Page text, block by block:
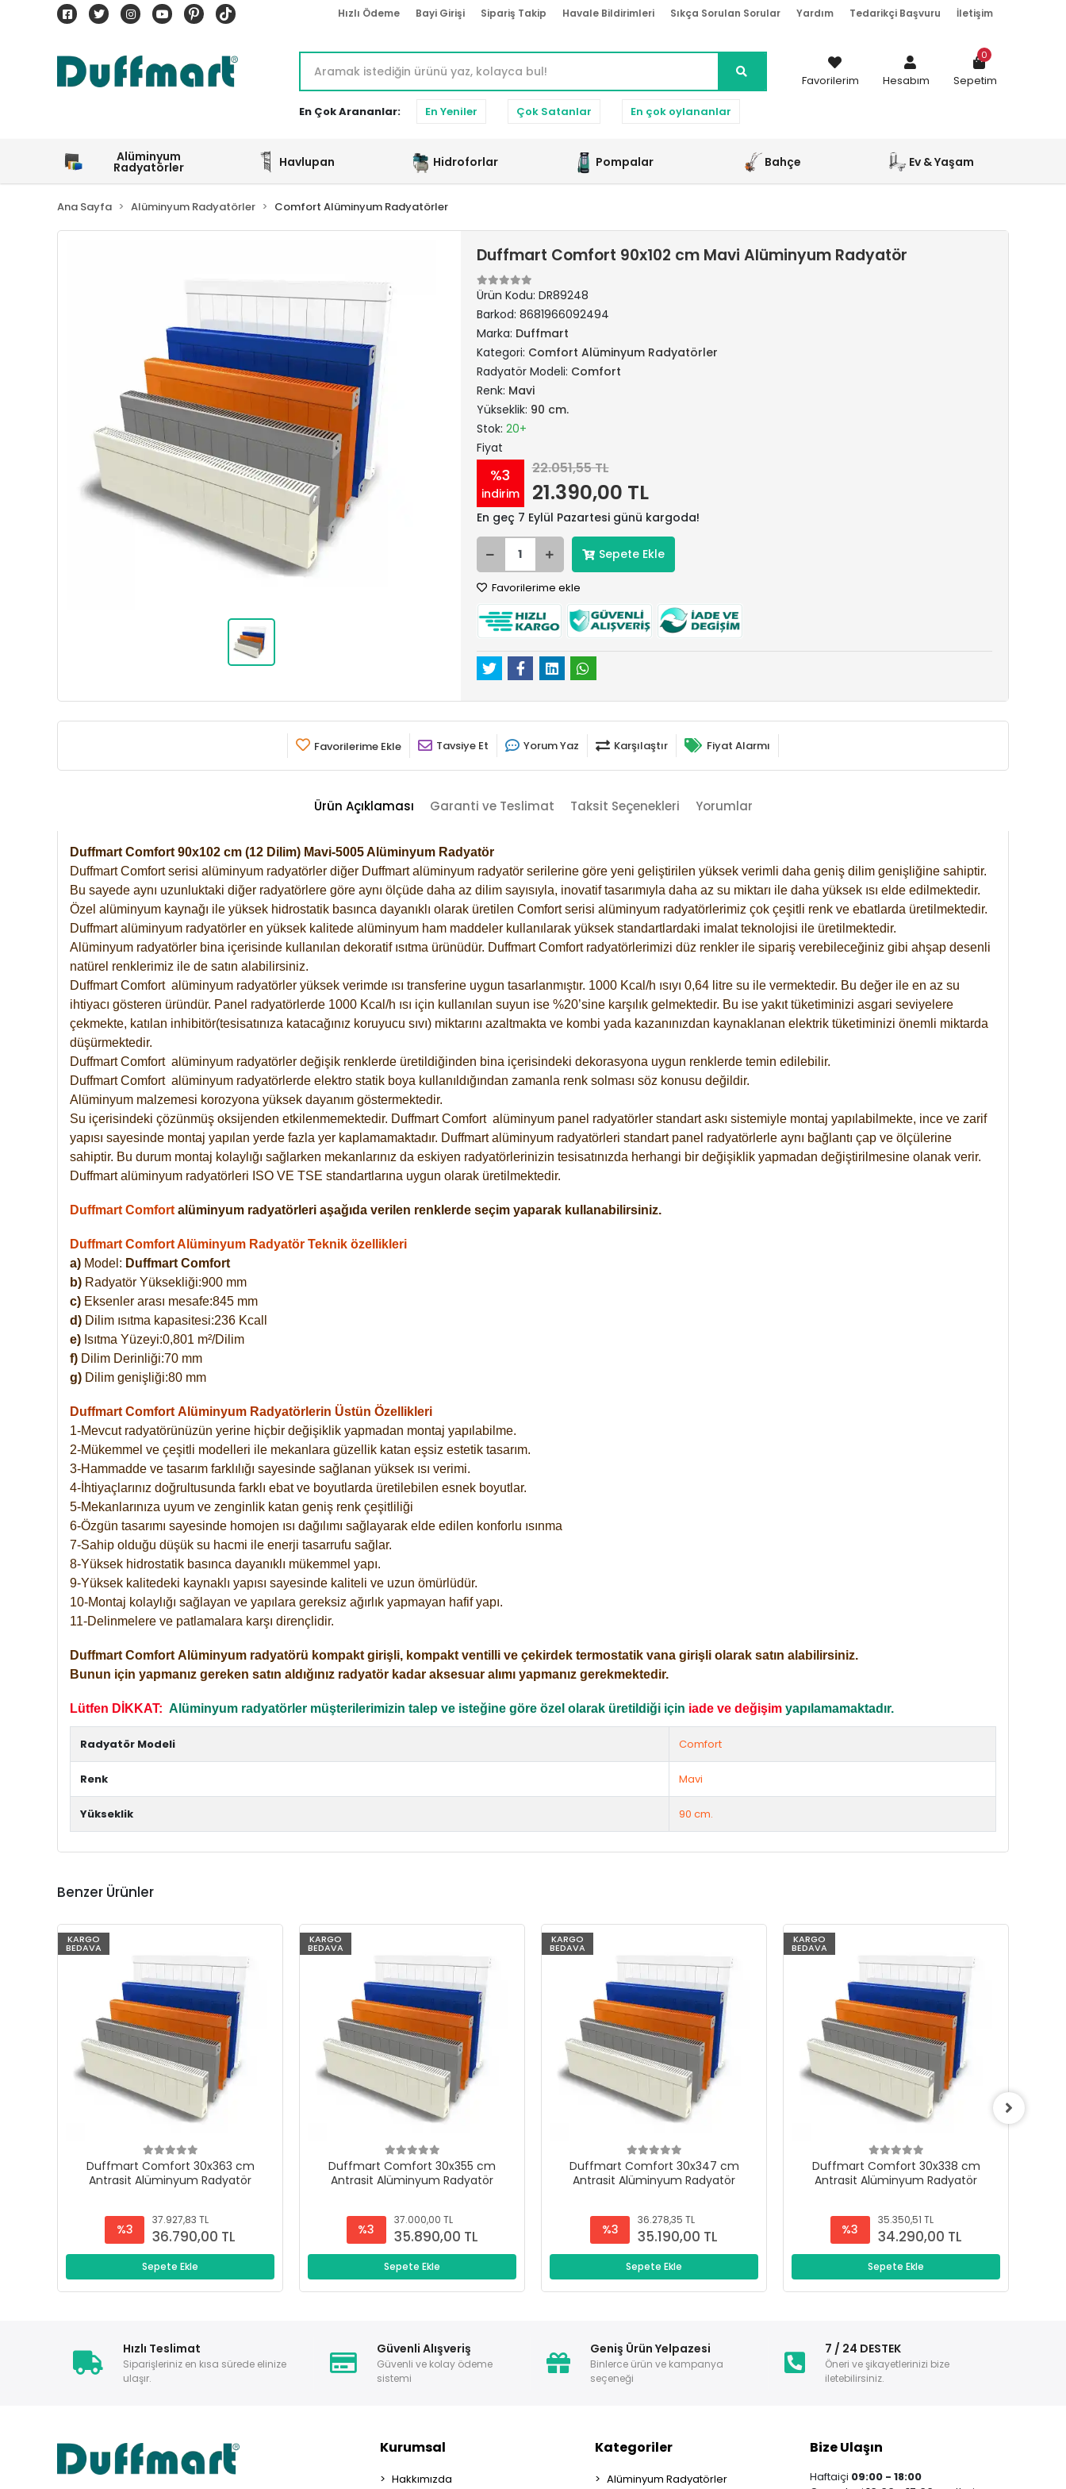
Hızlı Ödeme Bayi Girişi Sipariş Takip Havale Bildirimleri Sıkça Sorulan Sorular Yardım Tedarikçi Başvuru İletişim
En Çok Arananlar: En Yeniler Çok Satanlar En çok oylananlar
Favorilerim Hesabım Sepetim
0
Alüminyum
Radyatörler Havlupan Hidroforlar Pompalar Bahçe Ev & Yaşam
Ana Sayfa Alüminyum Radyatörler Comfort Alüminyum Radyatörler
Duffmart Comfort 90x102 cm Mavi Alüminyum Radyatör
Ürün Kodu: DR89248
Barkod: 8681966092494
Marka: Duffmart
Kategori: Comfort Alüminyum Radyatörler
Radyatör Modeli: Comfort
Renk: Mavi
Yükseklik: 90 cm.
Stok: 20+
Fiyat
%3
indirim
22.051,55 TL
21.390,00 TL
En geç 7 Eylül Pazartesi günü kargoda!
Sepete Ekle
Favorilerime ekle
Favorilerime Ekle Tavsiye Et Yorum Yaz Karşılaştır Fiyat Alarmı
Ürün Açıklaması Garanti ve Teslimat Taksit Seçenekleri Yorumlar
Duffmart Comfort 90x102 cm (12 Dilim) Mavi-5005 Alüminyum Radyatör
Duffmart Comfort serisi alüminyum radyatörler diğer Duffmart alüminyum radyatör serilerine göre yeni geliştirilen yüksek verimli daha geniş dilim genişliğine sahiptir.
Bu sayede aynı uzunluktaki diğer radyatörlere göre aynı ölçüde daha az dilim sayısıyla, inovatif tasarımıyla daha az su miktarı ile daha yüksek ısı elde edilmektedir.
Özel alüminyum kaynağı ile yüksek hidrostatik basınca dayanıklı olarak üretilen Comfort serisi alüminyum radyatörlerimiz çok çeşitli renk ve ebatlarda üretilmektedir.
Duffmart alüminyum radyatörler en yüksek kalitede alüminyum ham maddeler kullanılarak yüksek standartlardaki imalat teknolojisi ile üretilmektedir.
Alüminyum radyatörler bina içerisinde kullanılan dekoratif ısıtma ürünüdür. Duffmart Comfort radyatörlerimizi düz renkler ile sipariş verebileceğiniz gibi ahşap desenli
natürel renklerimiz ile de satın alabilirsiniz.
Duffmart Comfort alüminyum radyatörler yüksek verimde ısı transferine uygun tasarlanmıştır. 1000 Kcal/h ısıyı 0,64 litre su ile vermektedir. Bu değer ile en az su
ihtiyacı gösteren üründür. Panel radyatörlerde 1000 Kcal/h ısı için kullanılan suyun ise %20’sine karşılık gelmektedir. Bu ise yakıt tüketiminizi asgari seviyelere
çekmekte, katılan inhibitör(tesisatınıza katacağınız koruyucu sıvı) miktarını azaltmakta ve kombi yada kazanınızdan kaynaklanan elektrik tüketiminizi önemli miktarda
düşürmektedir.
Duffmart Comfort alüminyum radyatörler değişik renklerde üretildiğinden bina içerisindeki dekorasyona uygun renklerde temin edilebilir.
DuffmartComfort alüminyum radyatörlerde elektro statik boya kullanıldığından zamanla renk solması söz konusu değildir.
Alüminyum malzemesi korozyona yüksek dayanım göstermektedir.
Su içerisindeki çözünmüş oksijenden etkilenmemektedir. DuffmartComfort alüminyum panel radyatörler standart askı sistemiyle montaj yapılabilmekte, ince ve zarif
yapısı sayesinde montaj yapılan yerde fazla yer kaplamamaktadır. Duffmart alüminyum radyatörleri standart panel radyatörlerle aynı bağlantı çap ve ölçülerine
sahiptir. Bu durum montaj kolaylığı sağlarken mekanlarınız da eskiyen radyatörlerinizin tesisatınızda herhangi bir değişiklik yapmadan değiştirilmesine olanak verir.
Duffmart alüminyum radyatörleri ISO VE TSE standartlarına uygun olarak üretilmektedir.
Duffmart Comfort alüminyum radyatörleri aşağıda verilen renklerde seçim yaparak kullanabilirsiniz.
Duffmart Comfort Alüminyum Radyatör Teknik özellikleri
a) Model: Duffmart Comfort
b) Radyatör Yüksekliği:900 mm
c) Eksenler arası mesafe:845 mm
d) Dilim ısıtma kapasitesi:236 Kcall
e) Isıtma Yüzeyi:0,801 m²/Dilim
f) Dilim Derinliği:70 mm
g) Dilim genişliği:80 mm
Duffmart Comfort Alüminyum Radyatörlerin Üstün Özellikleri
1-Mevcut radyatörünüzün yerine hiçbir değişiklik yapmadan montaj yapılabilme.
2-Mükemmel ve çeşitli modelleri ile mekanlara güzellik katan eşsiz estetik tasarım.
3-Hammadde ve tasarım farklılığı sayesinde sağlanan yüksek ısı verimi.
4-İhtiyaçlarınız doğrultusunda farklı ebat ve boyutlarda üretilebilen esnek boyutlar.
5-Mekanlarınıza uyum ve zenginlik katan geniş renk çeşitliliği
6-Özgün tasarımı sayesinde homojen ısı dağılımı sağlayarak elde edilen konforlu ısınma
7-Sahip olduğu düşük su hacmi ile enerji tasarrufu sağlar.
8-Yüksek hidrostatik basınca dayanıklı mükemmel yapı.
9-Yüksek kalitedeki kaynaklı yapısı sayesinde kaliteli ve uzun ömürlüdür.
10-Montaj kolaylığı sağlayan ve yapılara gereksiz ağırlık yapmayan hafif yapı.
11-Delinmelere ve patlamalara karşı dirençlidir.
Duffmart Comfort Alüminyum radyatörü kompakt girişli, kompakt ventilli ve çekirdek termostatik vana girişli olarak satın alabilirsiniz.
Bunun için yapmanız gereken satın aldığınız radyatör kadar aksesuar alımı yapmanız gerekmektedir.
Lütfen DİKKAT: Alüminyum radyatörler müşterilerimizin talep ve isteğine göre özel olarak üretildiği için iade ve değişim yapılamamaktadır.
Radyatör Modeli Comfort
Renk Mavi
Yükseklik 90 cm.
Benzer Ürünler
KARGO
BEDAVA
Duffmart Comfort 30x363 cm
Antrasit Alüminyum Radyatör
%3
37.927,83 TL
36.790,00 TL
Sepete Ekle
KARGO
BEDAVA
Duffmart Comfort 30x355 cm
Antrasit Alüminyum Radyatör
%3
37.000,00 TL
35.890,00 TL
Sepete Ekle
KARGO
BEDAVA
Duffmart Comfort 30x347 cm
Antrasit Alüminyum Radyatör
%3
36.278,35 TL
35.190,00 TL
Sepete Ekle
KARGO
BEDAVA
Duffmart Comfort 30x338 cm
Antrasit Alüminyum Radyatör
%3
35.350,51 TL
34.290,00 TL
Sepete Ekle
Hızlı Teslimat
Siparişleriniz en kısa sürede elinize
ulaşır.
Güvenli Alışveriş
Güvenli ve kolay ödeme
sistemi
Geniş Ürün Yelpazesi
Binlerce ürün ve kampanya
seçeneği
7 / 24 DESTEK
Öneri ve şikayetlerinizi bize
iletebilirsiniz.
Kurumsal
Hakkımızda
Kategoriler
Alüminyum Radyatörler
Bize Ulaşın
Haftaiçi 09:00 - 18:00